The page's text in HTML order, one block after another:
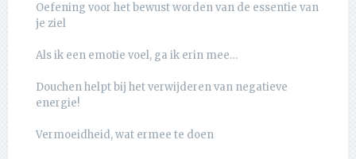
Oefening voor het bewust worden van de essentie van
je ziel
Als ik een emotie voel, ga ik erin mee…
Douchen helpt bij het verwijderen van negatieve
energie!
Vermoeidheid, wat ermee te doen